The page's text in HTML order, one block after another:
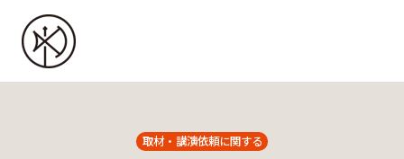
取材・講演依頼に関する